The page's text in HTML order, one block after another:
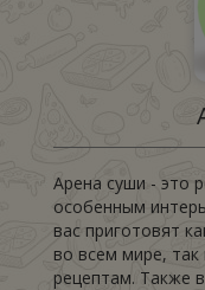
Арена суши - это
особенным
вас приготовят
во всем мире,
рецептам. Также